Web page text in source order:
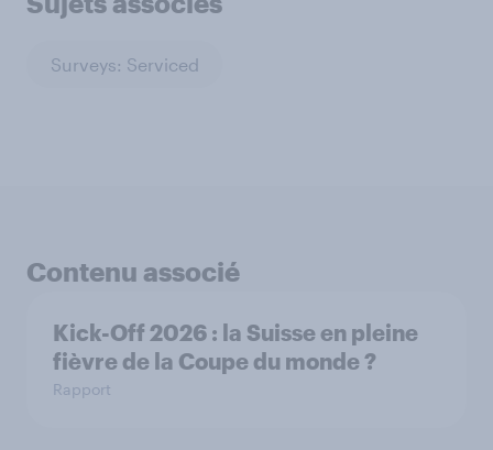
Surveys: Serviced
Contenu associé
Kick-Off 2026 : la Suisse en pleine
fièvre de la Coupe du monde ?
Rapport